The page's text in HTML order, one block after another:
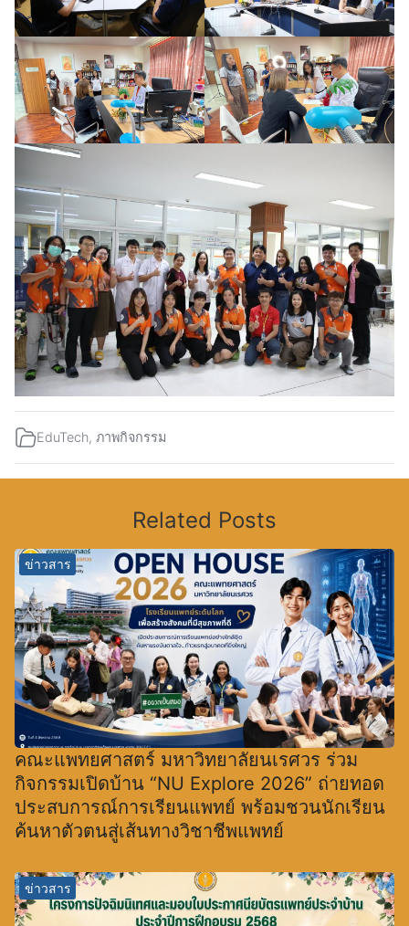
EduTech, ภาพกิจกรรม
Related Posts
ข่าวสาร
คณะแพทยศาสตร์ มหาวิทยาลัยนเรศวร ร่วม
กิจกรรมเปิดบ้าน “NU Explore 2026” ถ่ายทอด
ประสบการณ์การเรียนแพทย์ พร้อมชวนนักเรียน
ค้นหาตัวตนสู่เส้นทางวิชาชีพแพทย์
ข่าวสาร